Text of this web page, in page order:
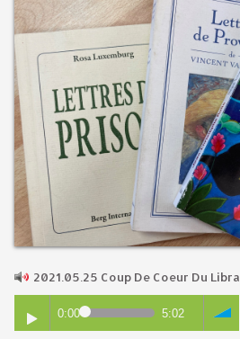
2021.05.25 Coup De Coeur Du
0:00 5:02